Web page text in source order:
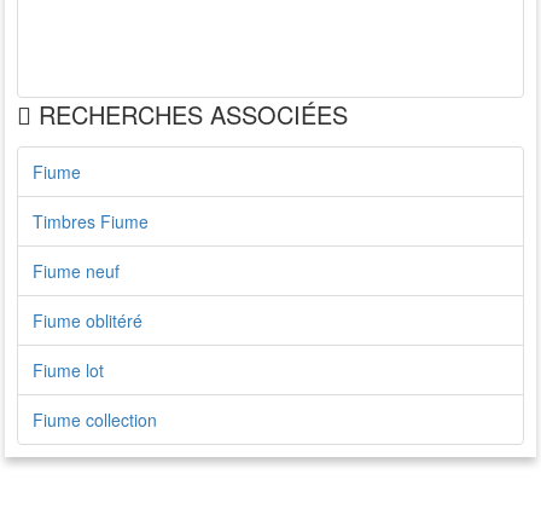
RECHERCHES ASSOCIÉES
Fiume
Timbres Fiume
Fiume neuf
Fiume oblitéré
Fiume lot
Fiume collection